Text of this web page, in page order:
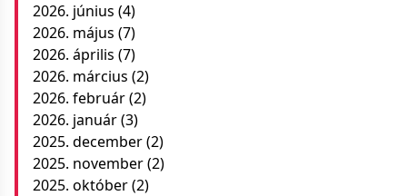
2026. június (4)
2026. május (7)
2026. április (7)
2026. március (2)
2026. február(2)
2026. január(3)
2025. december(2)
2025. november(2)
2025. október(2)